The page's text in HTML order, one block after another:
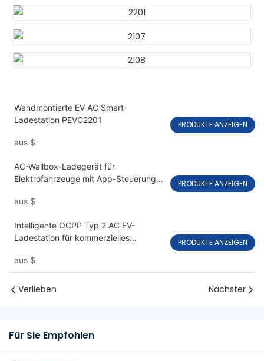
Wandmontierte EV AC Smart-
Ladestation PEVC2201
aus $
PRODUKTE ANZEIGEN
AC-Wallbox-Ladegerät für
Elektrofahrzeuge mit App-Steuerung
aus $
PRODUKTE ANZEIGEN
Intelligente OCPP Typ 2 AC EV-
Ladestation für kommerzielles
aus $
PRODUKTE ANZEIGEN
Verlieben Nächster
Für Sie Empfohlen